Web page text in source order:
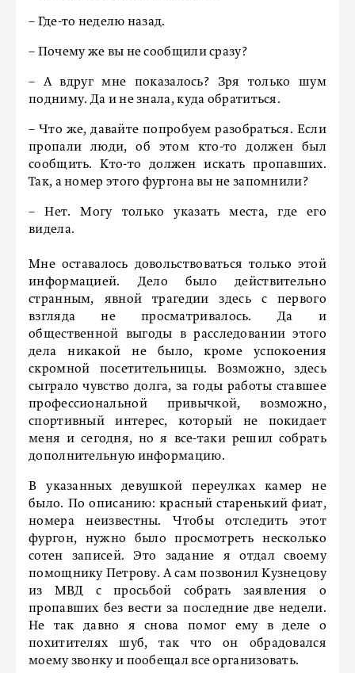
– Где-то неделю назад.
– Почему же вы не сообщили сразу?
– А вдруг мне показалось? Зря только шум
подниму. Да и не знала, куда обратиться.
– Что же, давайте попробуем разобраться. Если
пропали люди, об этом кто-то должен был
сообщить. Кто-то должен искать пропавших.
Так, а номер этого фургона вы не запомнили?
– Нет. Могу только указать места, где его
видела.
Мне оставалось довольствоваться только этой
информацией. Дело было действительно
странным, явной трагедии здесь с первого
взгляда не просматривалось. Да и
общественной выгоды в расследовании этого
дела никакой не было, кроме успокоения
скромной посетительницы. Возможно, здесь
сыграло чувство долга, за годы работы ставшее
профессиональной привычкой, возможно,
спортивный интерес, который не покидает
меня и сегодня, но я все-таки решил собрать
дополнительную информацию.
В указанных девушкой переулках камер не
было. По описанию: красный старенький фиат,
номера неизвестны. Чтобы отследить этот
фургон, нужно было просмотреть несколько
сотен записей. Это задание я отдал своему
помощнику Петрову. А сам позвонил Кузнецову
из МВД с просьбой собрать заявления о
пропавших без вести за последние две недели.
Не так давно я снова помог ему в деле о
похитителях шуб, так что он обрадовался
моему звонку и пообещал все организовать.